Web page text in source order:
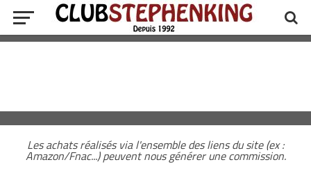
Les achats réalisés via l'ensemble des liens du site (ex :
Amazon/Fnac...) peuvent nous générer une commission.